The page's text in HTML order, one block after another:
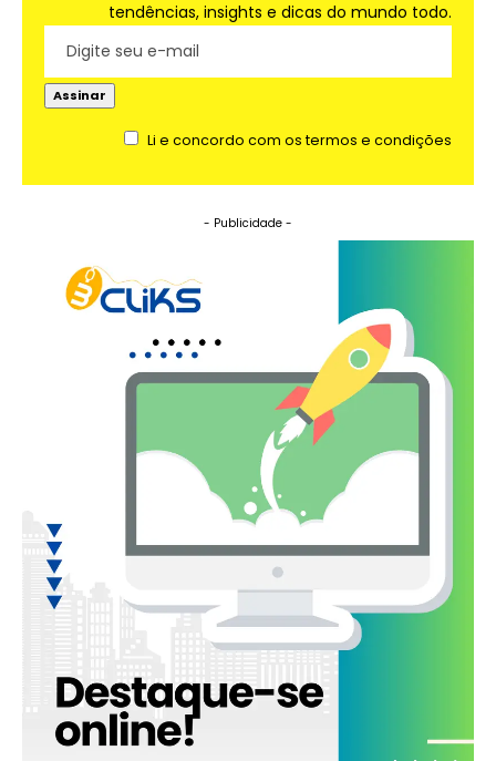
tendências, insights e dicas do mundo todo.
Li e concordo com os termos e condições
- Publicidade -